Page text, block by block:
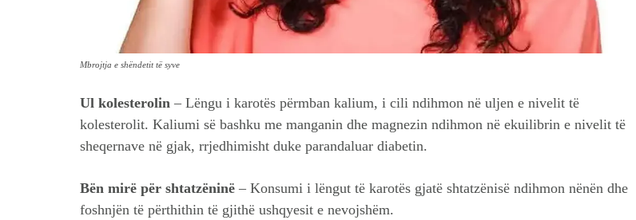
Mbrojtja e shëndetit të syve
Ul kolesterolin – Lëngu i karotës përmban kalium, i cili ndihmon në uljen e nivelit të
kolesterolit. Kaliumi së bashku me manganin dhe magnezin ndihmon në ekuilibrin e nivelit të
sheqernave në gjak, rrjedhimisht duke parandaluar diabetin.
Bën mirë për shtatzëninë – Konsumi i lëngut të karotës gjatë shtatzënisë ndihmon nënën dhe
foshnjën të përthithin të gjithë ushqyesit e nevojshëm.